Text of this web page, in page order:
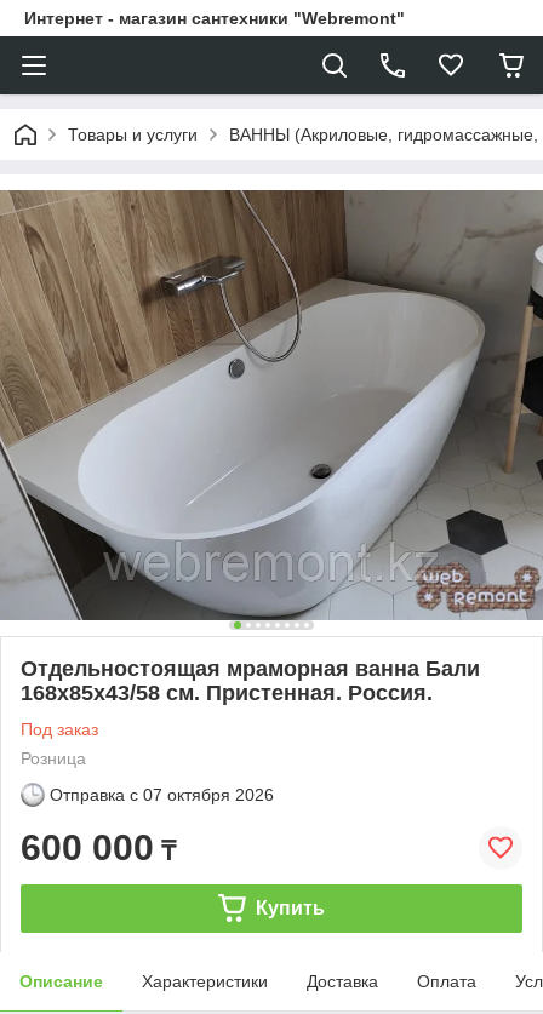
Интернет - магазин сантехники "Webremont"
Товары и услуги ВАННЫ (Акриловые,
Отдельностоящая мраморная ванна Бали
168х85х43/58 см. Пристенная. Россия.
Под заказ
Розница
Отправка с 07 октября 2026
600 000 ₸
Купить
Описание Характеристики Доставка Оплата